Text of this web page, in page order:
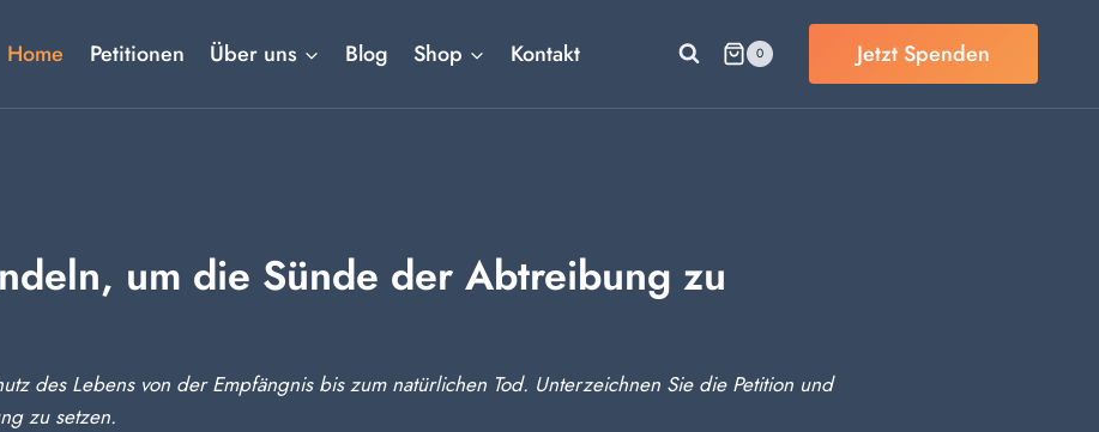
Home Petitionen Über uns Blog Shop Kontakt 0 Jetzt Spenden
um die Sünde der Abtreibung zu
des Lebens von der Empfängnis bis zum natürlichen Tod. Unterzeichnen Sie die Petition und
zu setzen.